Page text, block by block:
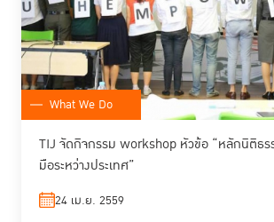
What We Do
TIJ จัดกิจกรรม workshop หัวข้อ “หลักนิติธร
มือระหว่างประเทศ”
24 เม.ย. 2559